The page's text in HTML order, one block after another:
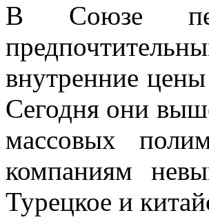
В Союзе
внутренние
Сегодня они
массовых
компаниям
Турецкое и